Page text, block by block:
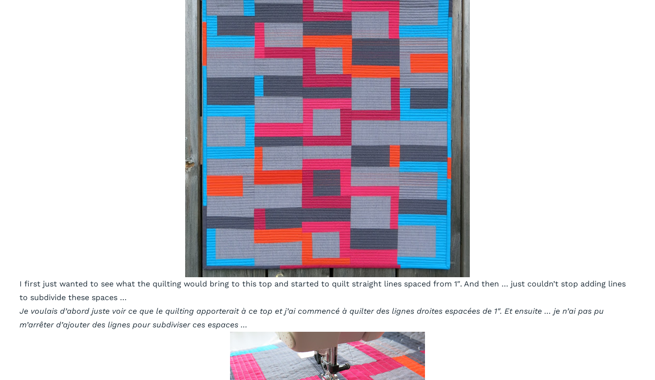
I first just wanted to see what the quilting would bring to this top and started to quilt straight lines spaced from 1″. And then … just couldn’t stop adding lines
to subdivide these spaces …
Je voulais d’abord juste voir ce que le quilting apporterait à ce top et j’ai commencé à quilter des lignes droites espacées de 1″. Et ensuite … je n’ai pas pu
m’arrêter d’ajouter des lignes pour subdiviser ces espaces …